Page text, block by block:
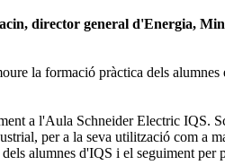
director general d'Energia,
la formació pràctica dels alumnes
a l'Aula Schneider Electric IQS.
per a la seva utilització com a
alumnes d'IQS i el seguiment per